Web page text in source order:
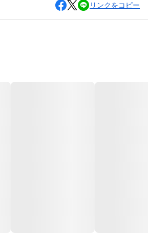
リンクをコピー